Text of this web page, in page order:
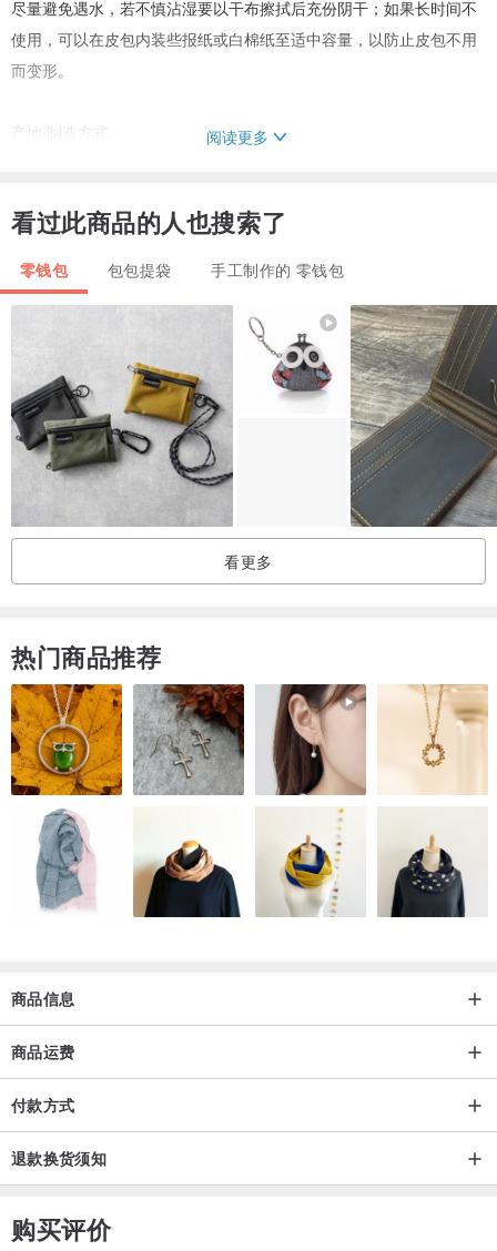
尽量避免遇水，若不慎沾湿要以干布擦拭后充份阴干；如果长时间不
使用，可以在皮包内装些报纸或白棉纸至适中容量，以防止皮包不用
而变形。
产地/制造方式
阅读更多
看过此商品的人也搜索了
零钱包 包包提袋 手工制作的 零钱包
看更多
热门商品推荐
商品信息
商品运费
付款方式
退款换货须知
购买评价